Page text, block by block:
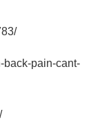
back-pain-cant-